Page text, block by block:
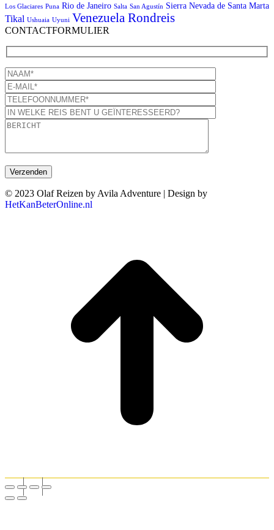
Los Glaciares Puna Rio de Janeiro Salta San Agustín Sierra Nevada de Santa Marta
Tikal Ushuaia Uyuni Venezuela Rondreis
CONTACTFORMULIER
© 2023 Olaf Reizen by Avila Adventure | Design by
HetKanBeterOnline.nl